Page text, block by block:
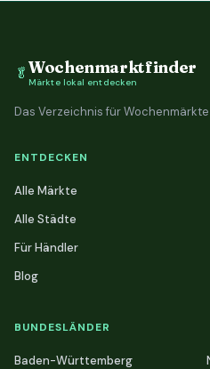
🥬Wochenmarktfinder
Märkte lokal entdecken
Das Verzeichnis für
ENTDECKEN
Alle Märkte
Alle Städte
Für Händler
Blog
BUNDESLÄNDER
Baden-Württemberg